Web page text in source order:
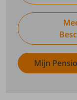
Mijn